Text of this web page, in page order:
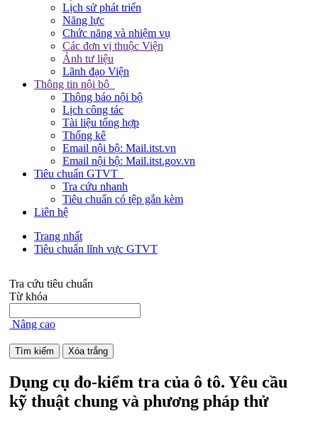
Lịch sử phát triển
Năng lực
Chức năng và nhiệm vụ
Các đơn vị thuộc Viện
Ảnh tư liệu
Lãnh đạo Viện
Thông tin nội bộ
Thông báo nội bộ
Lịch công tác
Tài liệu tổng hợp
Thống kê
Email nội bộ: Mail.itst.vn
Email nội bộ: Mail.itst.gov.vn
Tiêu chuẩn GTVT
Tra cứu nhanh
Tiêu chuẩn có tệp gắn kèm
Liên hệ
Trang nhất
Tiêu chuẩn lĩnh vực GTVT
Tra cứu tiêu chuẩn
Từ khóa
Nâng cao
Dụng cụ đo-kiểm tra của ô tô. Yêu cầu
kỹ thuật chung và phương pháp thử